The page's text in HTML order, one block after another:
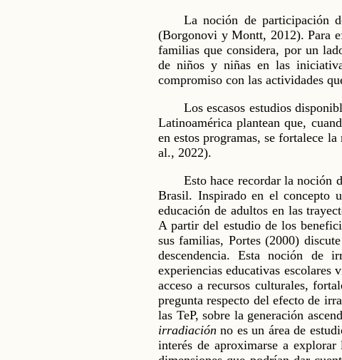
La noción de participación
(Borgonovi y Montt, 2012). Para
familias que considera, por un
de niños y niñas en las
compromiso con las actividades
Los escasos estudios
Latinoamérica plantean que,
en estos programas, se fortalece
al., 2022).
Esto hace recordar la noción
Brasil. Inspirado en el concepto
educación de adultos en las
A partir del estudio de los
sus familias, Portes (2000)
descendencia. Esta noción de
experiencias educativas escolares
acceso a recursos culturales,
pregunta respecto del efecto de
las TeP, sobre la generación
irradiación no es un área de
interés de aproximarse a